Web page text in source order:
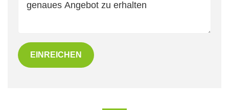
EINREICHEN